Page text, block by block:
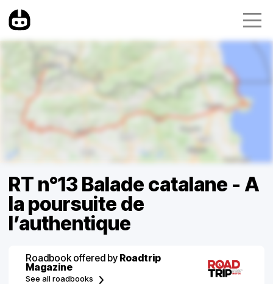
RT n°13 Balade catalane - A
la poursuite de
l’authentique
Roadbook offered by Roadtrip
Magazine
See all roadbooks